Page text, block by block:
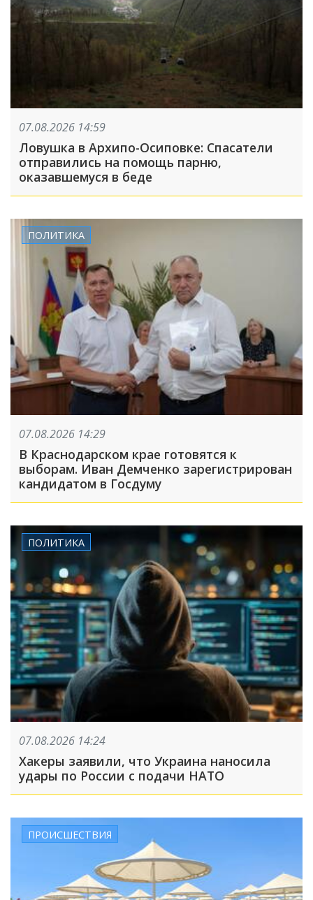
07.08.2026 14:59
Ловушка в Архипо-Осиповке: Спасатели
отправились на помощь парню,
оказавшемуся в беде
ПОЛИТИКА
07.08.2026 14:29
В Краснодарском крае готовятся к
выборам. Иван Демченко зарегистрирован
кандидатом в Госдуму
ПОЛИТИКА
07.08.2026 14:24
Хакеры заявили, что Украина наносила
удары по России с подачи НАТО
ПРОИСШЕСТВИЯ